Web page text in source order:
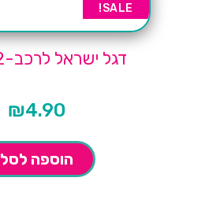
SALE!
דגל ישראל לרכב-2 יחידות
₪4.90
הוספה לסל